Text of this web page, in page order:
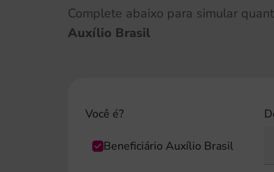
Complete abaixo para simular
Auxílio Brasil
Você é?
Beneficiário Auxílio Brasil